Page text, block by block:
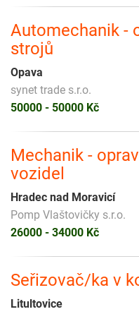
Automechanik -
strojů
Opava
synet trade s.r.o.
50000 - 50000 Kč
Mechanik -
vozidel
Hradec nad Moravicí
Pomp Vlaštovičky s.r.o.
26000 - 34000 Kč
Seřizovač/ka v
Litultovice